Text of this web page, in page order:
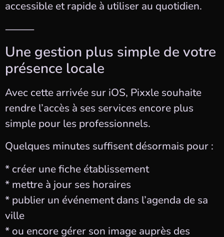
accessible et rapide à utiliser au quotidien.
⸻
Une gestion plus simple de votre
présence locale
Avec cette arrivée sur iOS, Pixxle souhaite
rendre l’accès à ses services encore plus
simple pour les professionnels.
Quelques minutes suffisent désormais pour :
* créer une fiche établissement
* mettre à jour ses horaires
* publier un événement dans l’agenda de sa
ville
* ou encore gérer son image auprès des